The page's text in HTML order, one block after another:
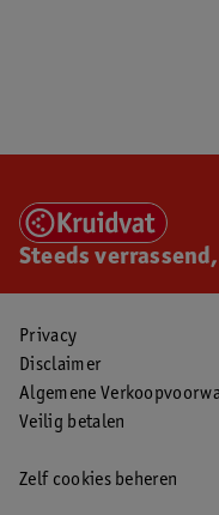
Steeds
Privacy
Disclaimer
Algemene
Veilig betalen
Zelf cookies beheren